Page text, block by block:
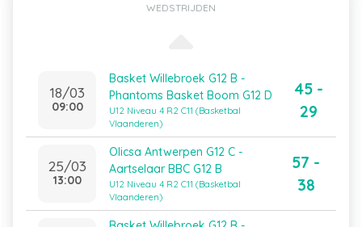
WEDSTRIJDEN
18/03
09:00
Basket Willebroek G12 B -
Phantoms Basket Boom G12 D
U12 Niveau 4 R2 C11 (Basketbal
Vlaanderen)
45 -
29
25/03
13:00
Olicsa Antwerpen G12 C -
Aartselaar BBC G12 B
U12 Niveau 4 R2 C11 (Basketbal
Vlaanderen)
57 -
38